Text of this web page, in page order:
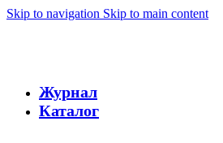
Skip to navigation Skip to main content
Журнал
Каталог